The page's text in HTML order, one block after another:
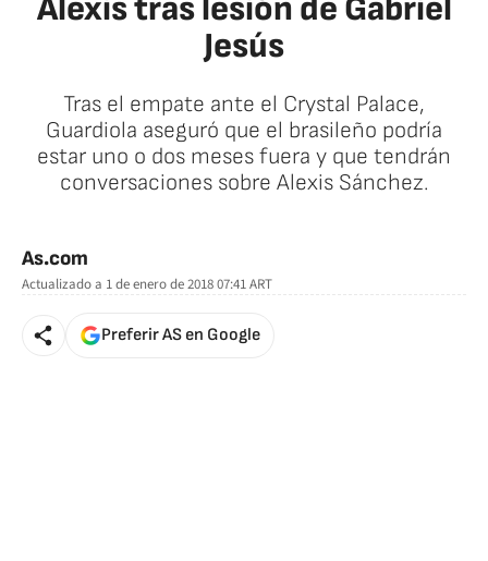
Alexis tras lesión de Gabriel
Jesús
Tras el empate ante el Crystal Palace,
Guardiola aseguró que el brasileño podría
estar uno o dos meses fuera y que tendrán
conversaciones sobre Alexis Sánchez.
As.com
Actualizado a 1 de enero de 2018 07:41ART
Preferir AS en Google